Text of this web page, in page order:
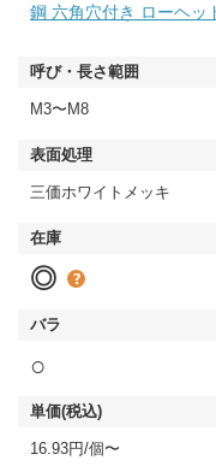
鋼 六角穴付き ローヘッ
M3〜M8
三価ホワイトメッキ
◎
○
16.93円/個〜